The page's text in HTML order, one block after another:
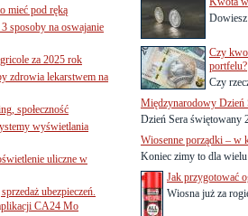
Dowiesz
Czy
portfelu?
Czy
Międzynarodowy Dzień
Dzień Sera świętowany
Wiosenne porządki – w
Koniec zimy to dla
Jak przygotować
Wiosna już za
mieć pod ręką
sposoby na oswajanie
za 2025 rok
zdrowia lekarstwem na
społeczność
wyświetlania
uliczne w
ubezpieczeń.
CA24 Mo